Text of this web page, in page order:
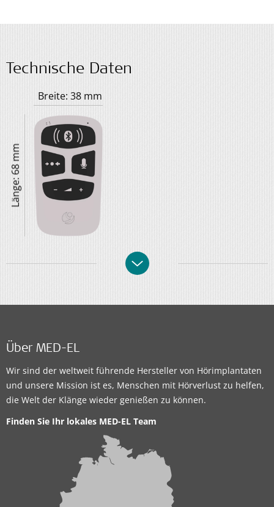
Technische Daten
Breite: 38 mm
Länge: 68 mm
Über MED-EL
Wir sind der weltweit führende Hersteller von Hörimplantaten
und unsere Mission ist es, Menschen mit Hörverlust zu helfen,
die Welt der Klänge wieder genießen zu können.
Finden Sie Ihr lokales MED-EL Team